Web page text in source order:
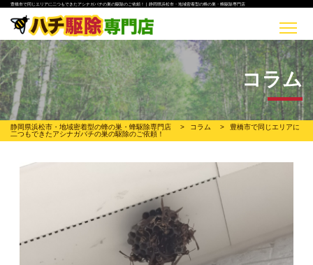
豊橋市で同じエリアに二つもできたアシナガバチの巣の駆除のご依頼！ | 静岡県浜松市・地域密着型の蜂の巣・蜂駆除専門店
コラム
静岡県浜松市・地域密着型の蜂の巣・蜂駆除専門店 > コラム >
豊橋市で同じエリアに
二つもできたアシナガバチの巣の駆除のご依頼！